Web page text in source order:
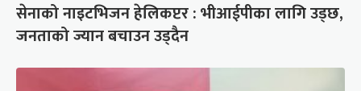
सेनाको नाइटभिजन हेलिकप्टर : भीआईपीका लागि उड्छ,
जनताको ज्यान बचाउन उड्दैन